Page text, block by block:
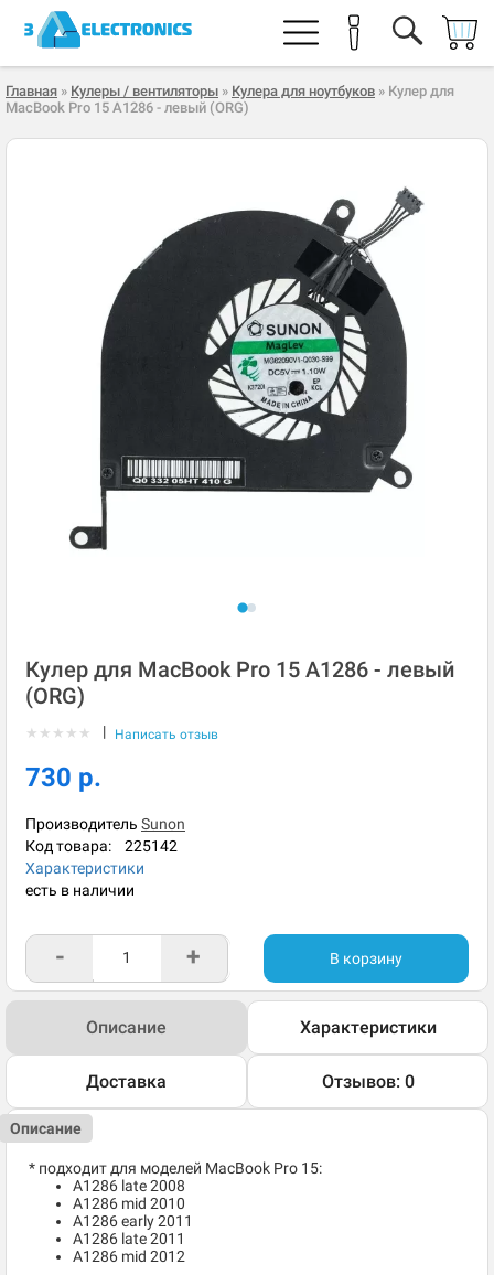
Главная » Кулеры / вентиляторы » Кулера для ноутбуков » Кулер для
MacBook Pro 15 A1286 - левый (ORG)
Кулер для MacBook Pro 15 A1286 - левый
(ORG)
★ ★ ★ ★ ★ | Написать отзыв
730 р.
Производитель Sunon
Код товара: 225142
Характеристики
есть в наличии
- + В корзину
Описание Характеристики
Доставка Отзывов: 0
Описание
* подходит для моделей MacBook Pro 15:
A1286 late 2008
A1286 mid 2010
A1286 early 2011
A1286 late 2011
A1286 mid 2012